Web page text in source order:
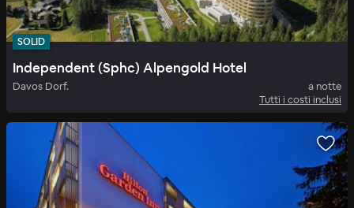
SOLID
Independent (Sphc) Alpengold Hotel
Davos Dorf.
a notte
Tutti i costi inclusi